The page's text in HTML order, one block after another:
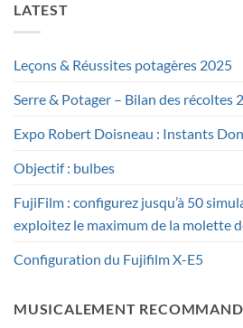
LATEST
Leçons & Réussites potagères 2025
Serre & Potager – Bilan des récoltes
Expo Robert Doisneau : Instants
Objectif : bulbes
FujiFilm : configurez jusqu’à 50
exploitez le maximum de la molette
Configuration du Fujifilm X-E5
MUSICALEMENT